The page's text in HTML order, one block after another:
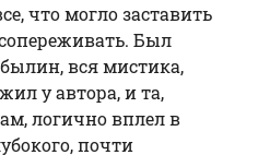
что могло заставить
Был
вся мистика,
у автора, и та,
логично вплел в
почти